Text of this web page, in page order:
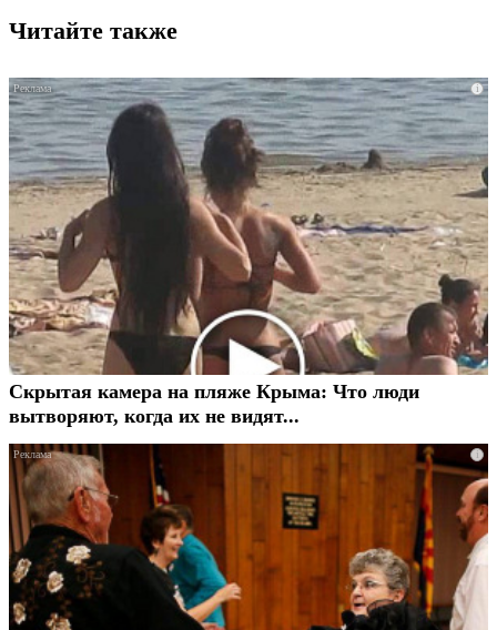
Читайте также
i
Скрытая камера на пляже Крыма: Что люди
вытворяют, когда их не видят...
i